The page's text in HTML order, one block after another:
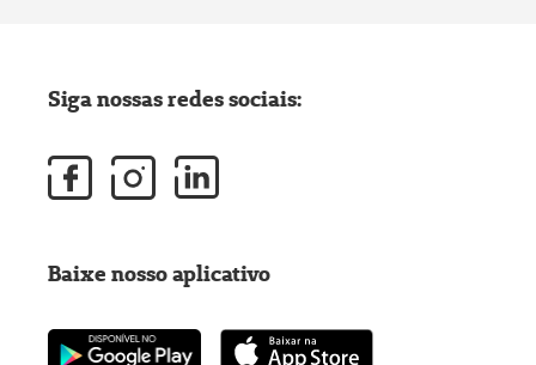
Siga nossas redes sociais:
Baixe nosso aplicativo